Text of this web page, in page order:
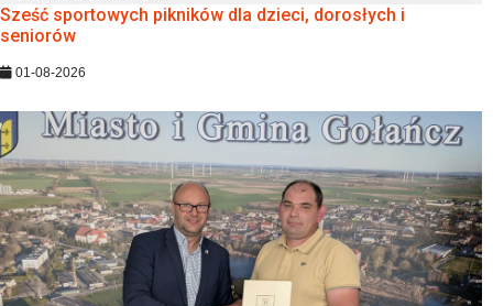
Sześć sportowych pikników dla dzieci, dorosłych i
seniorów
01-08-2026